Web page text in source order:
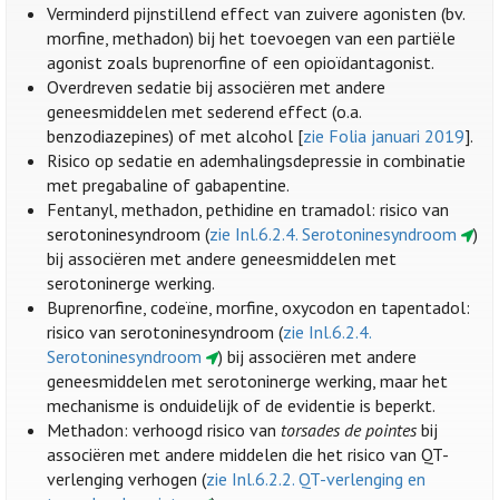
Verminderd pijnstillend effect van zuivere agonisten (bv.
morfine, methadon) bij het toevoegen van een partiële
agonist zoals buprenorfine of een opioïdantagonist.
Overdreven sedatie bij associëren met andere
geneesmiddelen met sederend effect (o.a.
benzodiazepines) of met alcohol [zie Folia januari 2019].
Risico op sedatie en ademhalingsdepressie in combinatie
met pregabaline of gabapentine.
Fentanyl, methadon, pethidine en tramadol: risico van
serotoninesyndroom (zie Inl.6.2.4. Serotoninesyndroom
)
bij associëren met andere geneesmiddelen met
serotoninerge werking.
Buprenorfine, codeïne, morfine, oxycodon en tapentadol:
risico van serotoninesyndroom (zie Inl.6.2.4.
Serotoninesyndroom
) bij associëren met andere
geneesmiddelen met serotoninerge werking, maar het
mechanisme is onduidelijk of de evidentie is beperkt.
Methadon: verhoogd risico van torsades de pointes bij
associëren met andere middelen die het risico van QT-
verlenging verhogen (zie Inl.6.2.2. QT-verlenging en